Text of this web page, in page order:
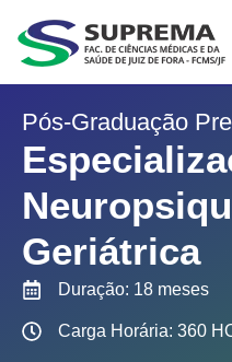
Pós-Graduação
Geriátrica
Duração: 18 meses
Carga Horária: 360